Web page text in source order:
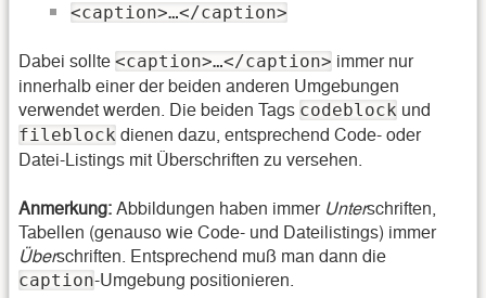
<caption>…</caption>
Dabei sollte <caption>…</caption> immer nur
innerhalb einer der beiden anderen Umgebungen
verwendet werden. Die beiden Tags codeblock und
fileblock dienen dazu, entsprechend Code- oder
Datei-Listings mit Überschriften zu versehen.
Anmerkung:Abbildungen haben immer Unterschriften,
Tabellen (genauso wie Code- und Dateilistings) immer
Überschriften. Entsprechend muß man dann die
caption-Umgebung positionieren.